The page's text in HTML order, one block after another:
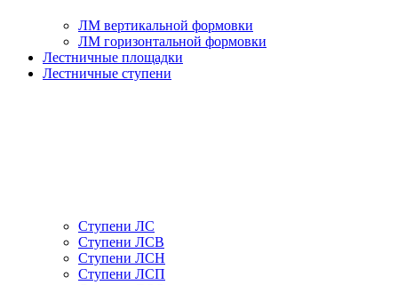
ЛМ вертикальной формовки
ЛМ горизонтальной формовки
Лестничные площадки
Лестничные ступени
Ступени ЛС
Ступени ЛСВ
Ступени ЛСН
Ступени ЛСП